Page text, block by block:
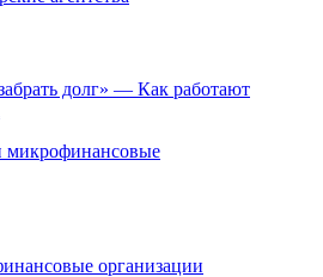
долг» — Как работают
организации